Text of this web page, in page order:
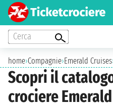
Cerca
home›Compagnie›Emerald Cruises
Scopri il
crociere